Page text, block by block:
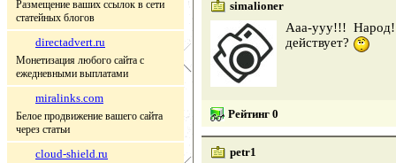
Размещение ваших ссылок в сети
статейных блогов
directadvert.ru
Монетизация любого сайта с
ежедневными выплатами
miralinks.com
Белое продвижение вашего сайта
через статьи
cloud-shield.ru
simalioner
Ааа-ууу!!!
действует?
Рейтинг 0
petr1